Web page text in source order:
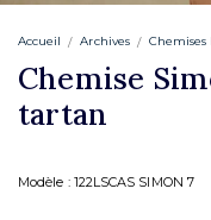
Accueil Archives
Chemise
tartan
Modèle : 122LSCAS SIMON 7